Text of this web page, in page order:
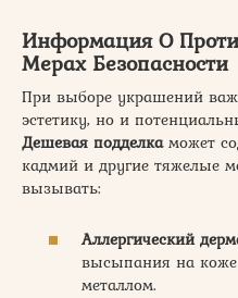
Информация О
Мерах Безопасности
При выборе украшений
эстетику, но и
Дешевая подделкаможет
кадмий и другие тяжелые
вызывать:
Аллергический
высыпания на коже
металлом.